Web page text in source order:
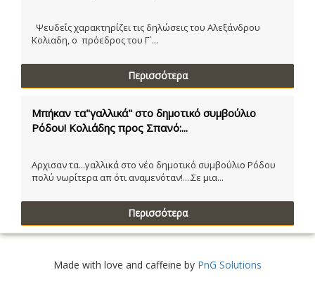
Ψευδείς χαρακτηρίζει τις δηλώσεις του Αλεξάνδρου
Κολιαδη, ο πρόεδρος του Γ´...
Περισσότερα
Μπήκαν τα"γαλλικά" στο δημοτικό συμβούλιο
Ρόδου! Κολιάδης προς Σπανό:...
Αρχισαν τα...γαλλικά στο νέο δημοτικό συμβούλιο Ρόδου
πολύ νωρίτερα απ ότι αναμενόταν!....Σε μια...
Περισσότερα
Made with love and caffeine by PnG Solutions